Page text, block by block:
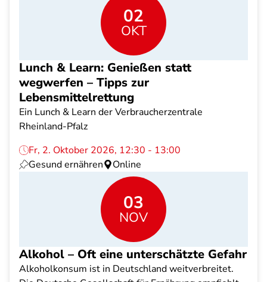
02
OKT
Lunch & Learn: Genießen statt
wegwerfen – Tipps zur
Lebensmittelrettung
Ein Lunch & Learn der Verbraucherzentrale
Rheinland-Pfalz
Fr, 2. Oktober 2026, 12:30 - 13:00
Gesund ernähren
Online
03
NOV
Alkohol – Oft eine unterschätzte Gefahr
Alkoholkonsum ist in Deutschland weitverbreitet.